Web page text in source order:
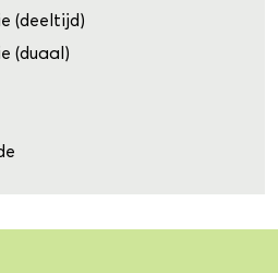
(deeltijd)
(duaal)